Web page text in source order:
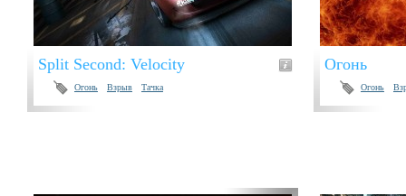
Split Second: Velocity
Огонь Взрыв Тачка
Огонь
Огонь